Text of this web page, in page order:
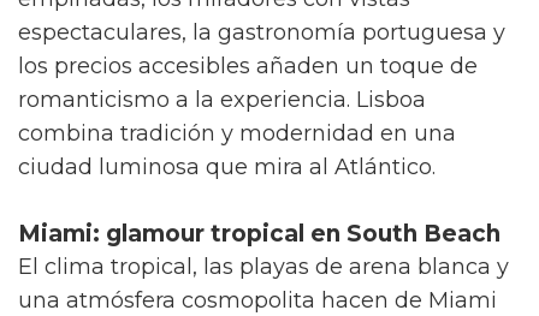
espectaculares, la gastronomía portuguesa y
los precios accesibles añaden un toque de
romanticismo a la experiencia. Lisboa
combina tradición y modernidad en una
ciudad luminosa que mira al Atlántico.
Miami: glamour tropical en South Beach
El clima tropical, las playas de arena blanca y
una atmósfera cosmopolita hacen de Miami